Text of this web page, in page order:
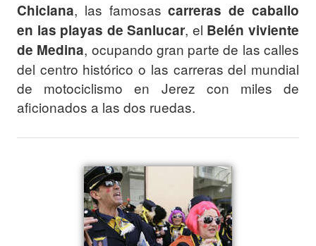
Chiclana, las famosascarreras de caballo
en las playas de Sanlucar, el Belén viviente
de Medina, ocupando gran parte de las calles
del centro histórico o las carreras del mundial
de motociclismo en Jerez con miles de
aficionados a las dos ruedas.